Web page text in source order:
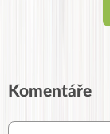
Komentáře